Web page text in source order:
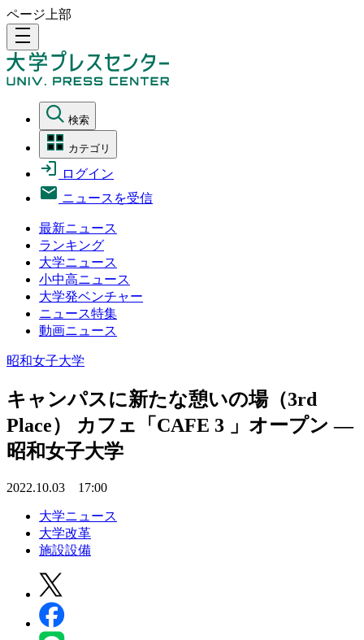
ページ上部
density_medium
検索
カテゴリ
ログイン
ニュースを受信
最新ニュース
ランキング
大学ニュース
小中高ニュース
大学発ベンチャー
ニュース特集
動画ニュース
昭和女子大学
キャンパスに新たな憩いの場（3rd
Place） カフェ「CAFE 3 」オープン —
昭和女子大学
2022.10.03 17:00
大学ニュース
大学改革
施設設備